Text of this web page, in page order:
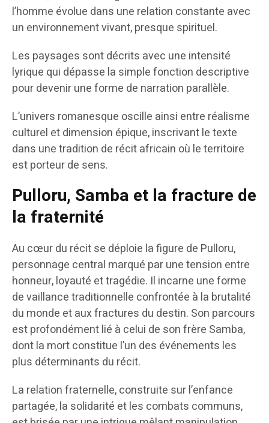
l’homme évolue dans une relation constante avec
un environnement vivant, presque spirituel.
Les paysages sont décrits avec une intensité
lyrique qui dépasse la simple fonction descriptive
pour devenir une forme de narration parallèle.
L’univers romanesque oscille ainsi entre réalisme
culturel et dimension épique, inscrivant le texte
dans une tradition de récit africain où le territoire
est porteur de sens.
Pulloru, Samba et la fracture de
la fraternité
Au cœur du récit se déploie la figure de Pulloru,
personnage central marqué par une tension entre
honneur, loyauté et tragédie. Il incarne une forme
de vaillance traditionnelle confrontée à la brutalité
du monde et aux fractures du destin. Son parcours
est profondément lié à celui de son frère Samba,
dont la mort constitue l’un des événements les
plus déterminants du récit.
La relation fraternelle, construite sur l’enfance
partagée, la solidarité et les combats communs,